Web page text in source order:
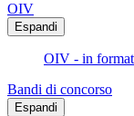
OIV
Espandi
OIV - in
Bandi di concorso
Espandi